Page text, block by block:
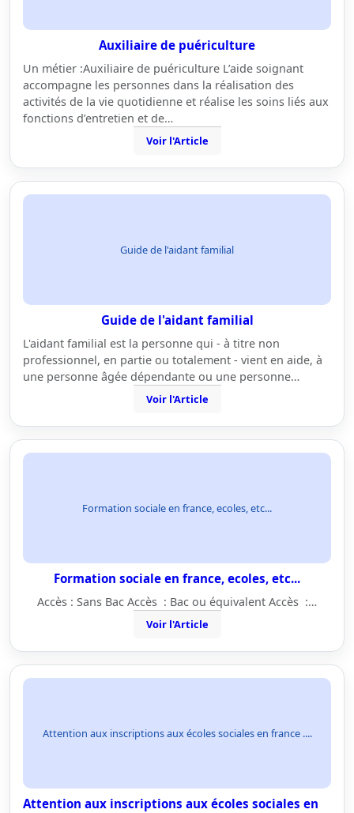
Auxiliaire de puériculture
Un métier :Auxiliaire de puériculture L’aide soignant
accompagne les personnes dans la réalisation des
activités de la vie quotidienne et réalise les soins liés aux
fonctions d’entretien et de…
Voir l'Article
Guide de l'aidant familial
Guide de l'aidant familial
L'aidant familial est la personne qui - à titre non
professionnel, en partie ou totalement - vient en aide, à
une personne âgée dépendante ou une personne…
Voir l'Article
Formation sociale en france, ecoles, etc...
Formation sociale en france, ecoles, etc...
Accès : Sans Bac Accès : Bac ou équivalent Accès :…
Voir l'Article
Attention aux inscriptions aux écoles sociales en france ....
Attention aux inscriptions aux écoles sociales en